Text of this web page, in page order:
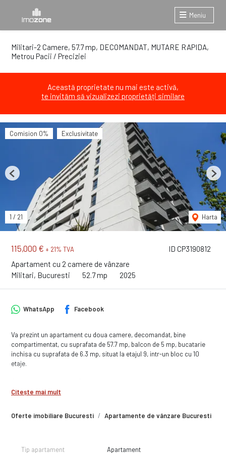
Meniu
Militari-2 Camere, 57.7 mp, DECOMANDAT, MUTARE RAPIDA,
Metrou Pacii / Preciziei
Această proprietate nu mai este activă,
te invităm să vizualizezi proprietăți similare
ID CP3190812
115,000 € + 21% TVA
Apartament cu 2 camere de vânzare
Militari, Bucuresti
52.7 mp 2025
Comision 0% Exclusivitate
1 / 21 Harta
Previous Next
Oferte imobiliare Bucuresti Apartamente de vânzare Bucuresti
WhatsApp Facebook
Va prezint un apartament cu doua camere, decomandat, bine
compartimentat, cu suprafata de 57.7 mp, balcon de 5 mp, bucatarie
inchisa cu suprafata de 6.3 mp, situat la etajul 9, intr-un bloc cu 10
etaje.
obiecte sanitare montate si bransat la toate utilitatile. Finisajele sunt
Citește mai mult
Tip apartament Apartament